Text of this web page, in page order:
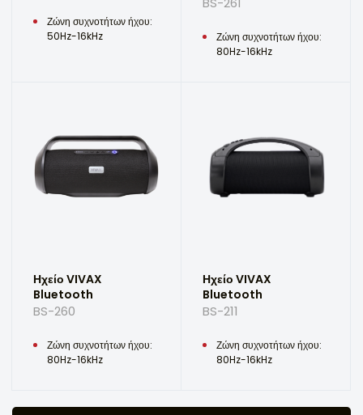
Ζώνη συχνοτήτων ήχου:
50Hz-16kHz
Ζώνη συχνοτήτων ήχου:
80Hz-16kHz
Ηχείο VIVAX
Bluetooth
BS-260
Ζώνη συχνοτήτων ήχου:
80Hz-16kHz
Ηχείο VIVAX
Bluetooth
BS-211
Ζώνη συχνοτήτων ήχου:
80Hz-16kHz